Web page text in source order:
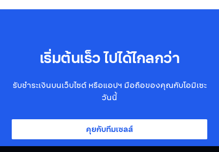
เริ่มต้นเร็ว ไปได้ไกลกว่า
รับชำระเงินบนเว็บไซต์ หรือแอปฯ มือถือของคุณกับโอมิเซะ
วันนี้
คุยกับทีมเซลส์